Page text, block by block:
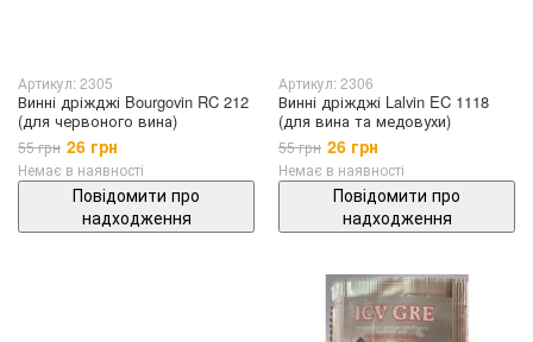
Артикул: 2305
Винні дріжджі Bourgovin RC 212
(для червоного вина)
55 грн 26 грн
Немає в наявності
Повідомити про
надходження
Артикул: 2306
Винні дріжджі Lalvin EC 1118
(для вина та медовухи)
55 грн 26 грн
Немає в наявності
Повідомити про
надходження